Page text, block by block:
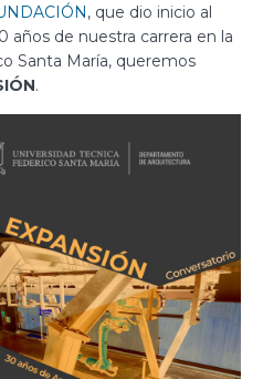
, que dio inicio al
años de nuestra carrera en la
Santa María, queremos
.